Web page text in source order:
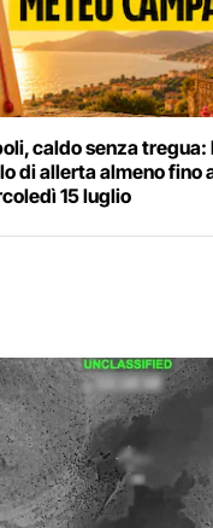
caldo senza tregua:
di allerta almeno fino
15 luglio